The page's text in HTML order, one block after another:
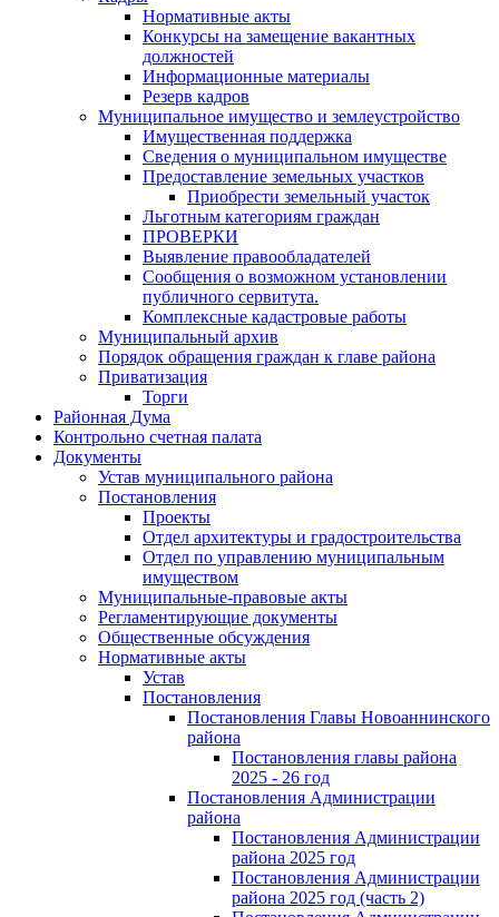
Нормативные акты
Конкурсы на замещение вакантных
должностей
Информационные материалы
Резерв кадров
Муниципальное имущество и землеустройство
Имущественная поддержка
Сведения о муниципальном имуществе
Предоставление земельных участков
Приобрести земельный участок
Льготным категориям граждан
ПРОВЕРКИ
Выявление правообладателей
Сообщения о возможном установлении
публичного сервитута.
Комплексные кадастровые работы
Муниципальный архив
Порядок обращения граждан к главе района
Приватизация
Торги
Районная Дума
Контрольно счетная палата
Документы
Устав муниципального района
Постановления
Проекты
Отдел архитектуры и градостроительства
Отдел по управлению муниципальным
имуществом
Муниципальные-правовые акты
Регламентирующие документы
Общественные обсуждения
Нормативные акты
Устав
Постановления
Постановления Главы Новоаннинского
района
Постановления главы района
2025 - 26 год
Постановления Администрации
района
Постановления Администрации
района 2025 год
Постановления Администрации
района 2025 год (часть 2)